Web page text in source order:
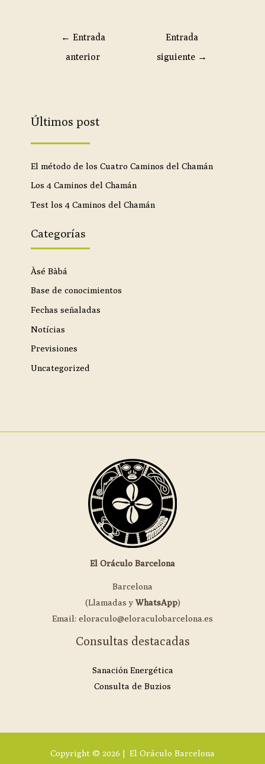
← Entrada
anterior
Entrada
siguiente →
Últimos post
El método de los Cuatro Caminos del Chamán
Los 4 Caminos del Chamán
Test los 4 Caminos del Chamán
Categorías
Àsé Bàbá
Base de conocimientos
Fechas señaladas
Notícias
Previsiones
Uncategorized
El Oráculo Barcelona
Barcelona
(Llamadas y WhatsApp)
Email: eloraculo@eloraculobarcelona.es
Consultas destacadas
Sanación Energética
Consulta de Buzios
Copyright © 2026 | El Oráculo Barcelona